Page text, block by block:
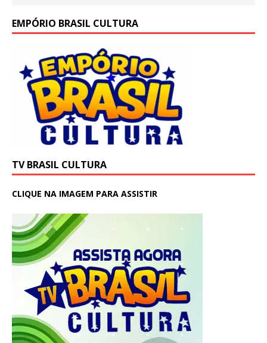
EMPÓRIO BRASIL CULTURA
TV BRASIL CULTURA
CLIQUE NA IMAGEM PARA ASSISTIR